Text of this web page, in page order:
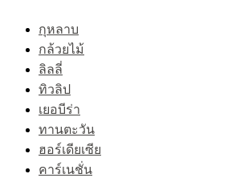
กุหลาบ
กล้วยไม้
ลิลลี่
ทิวลิป
เยอบีร่า
ทานตะวัน
ฮอร์เดียเซีย
คาร์เนชั่น